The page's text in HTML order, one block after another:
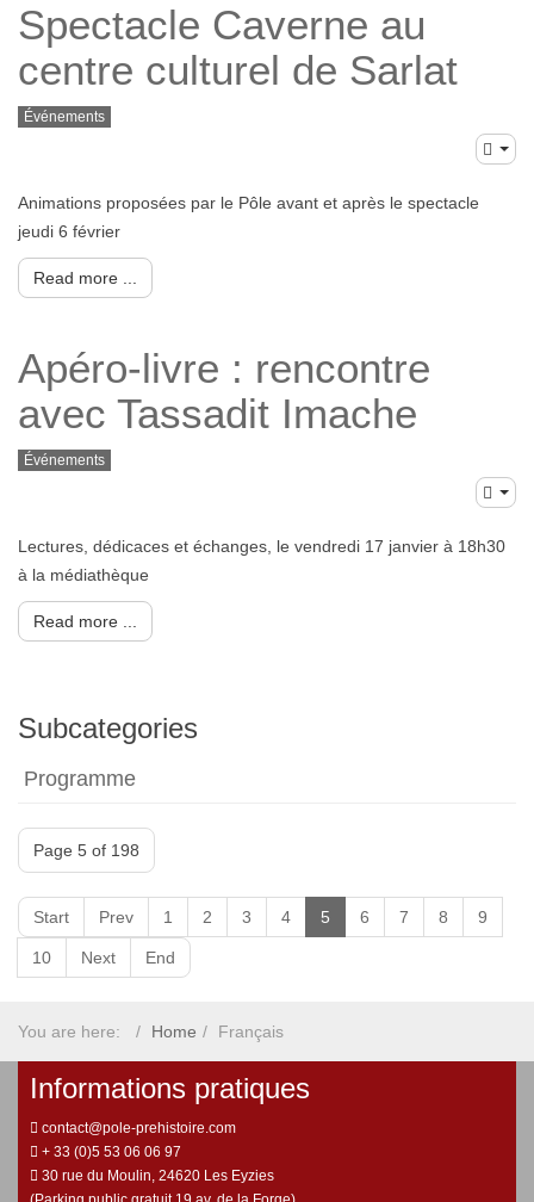
Spectacle Caverne au
centre culturel de Sarlat
Événements
Animations proposées par le Pôle avant et après le spectacle
jeudi 6 février
Read more ...
Apéro-livre : rencontre
avec Tassadit Imache
Événements
Lectures, dédicaces et échanges, le vendredi 17 janvier à 18h30
à la médiathèque
Read more ...
Subcategories
Programme
Page 5 of 198
Start Prev 1 2 3 4 5 6 7 8 9
10 Next End
You are here: Home Français
Informations pratiques
contact@pole-prehistoire.com
+ 33 (0)5 53 06 06 97
30 rue du Moulin, 24620 Les Eyzies